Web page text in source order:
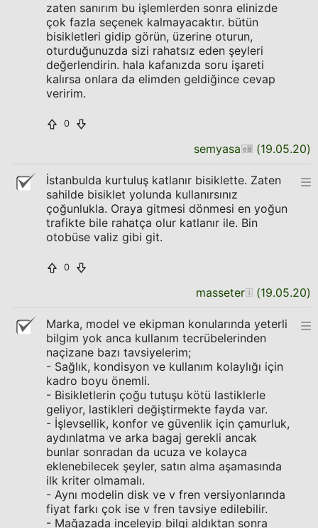
zaten sanırım bu işlemlerden sonra elinizde
çok fazla seçenek kalmayacaktır. bütün
bisikletleri gidip görün, üzerine oturun,
oturduğunuzda sizi rahatsız eden şeyleri
değerlendirin. hala kafanızda soru işareti
kalırsa onlara da elimden geldiğince cevap
veririm.
0
semyasa (19.05.20)
İstanbulda kurtuluş katlanır bisiklette. Zaten
sahilde bisiklet yolunda kullanırsınız
çoğunlukla. Oraya gitmesi dönmesi en yoğun
trafikte bile rahatça olur katlanır ile. Bin
otobüse valiz gibi git.
0
masseter (19.05.20)
Marka, model ve ekipman konularında yeterli
bilgim yok anca kullanım tecrübelerinden
naçizane bazı tavsiyelerim;
- Sağlık, kondisyon ve kullanım kolaylığı için
kadro boyu önemli.
- Bisikletlerin çoğu tutuşu kötü lastiklerle
geliyor, lastikleri değiştirmekte fayda var.
- İşlevsellik, konfor ve güvenlik için çamurluk,
aydınlatma ve arka bagaj gerekli ancak
bunlar sonradan da ucuza ve kolayca
eklenebilecek şeyler, satın alma aşamasında
ilk kriter olmamalı.
- Aynı modelin disk ve v fren versiyonlarında
fiyat farkı çok ise v fren tavsiye edilebilir.
- Mağazada inceleyip bilgi aldıktan sonra